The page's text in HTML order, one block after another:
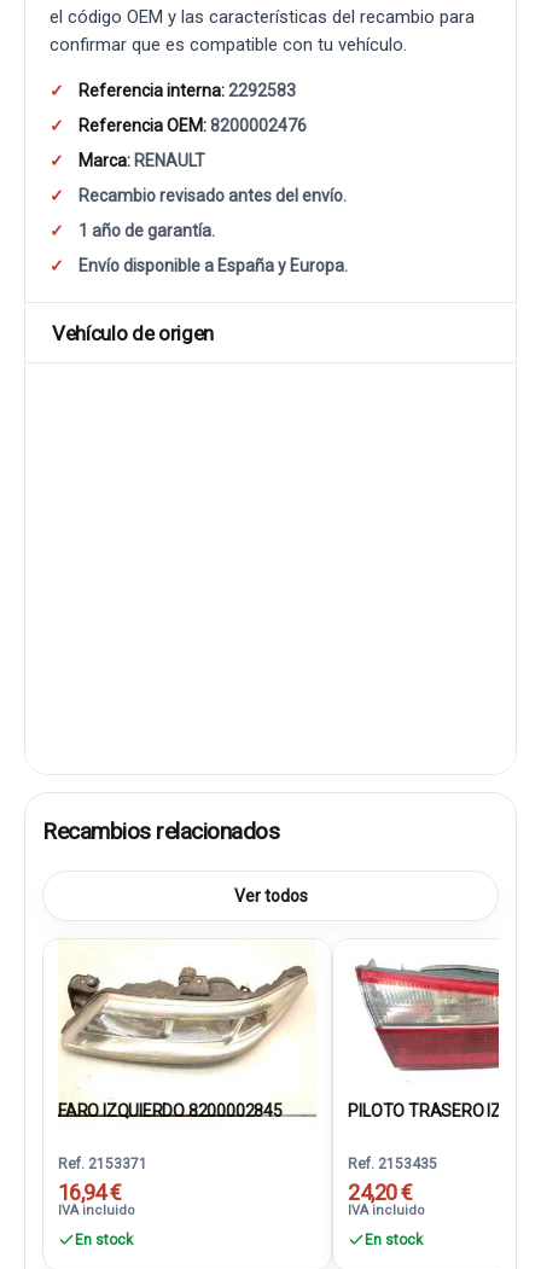
el código OEM y las características del recambio para
confirmar que es compatible con tu vehículo.
Referencia interna:2292583
Referencia OEM:8200002476
Marca: RENAULT
Recambio revisado antes del envío.
1 año de garantía.
Envío disponible a España y Europa.
Vehículo de origen
Recambios relacionados
Ver todos
FARO IZQUIERDO 8200002845
Ref. 2153371
16,94 €
IVA incluido
En stock
PILOTO TRASERO
Ref. 2153435
24,20 €
IVA incluido
En stock